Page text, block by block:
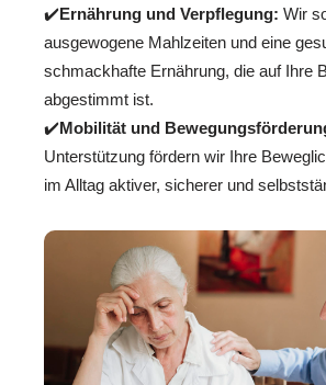
✔️Ernährung und Verpflegung: Wir
ausgewogene Mahlzeiten und eine
schmackhafte Ernährung, die auf Ihre
abgestimmt ist.
✔️Mobilität und
Unterstützung fördern wir Ihre
im Alltag aktiver, sicherer und